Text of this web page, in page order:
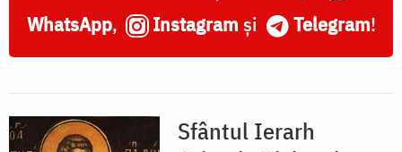
WhatsApp, Instagram și Telegram!
Sfântul Ierarh